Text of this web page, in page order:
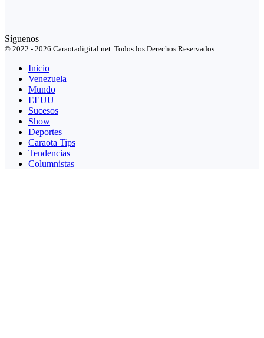
Síguenos
© 2022 - 2026 Caraotadigital.net. Todos los Derechos Reservados.
Inicio
Venezuela
Mundo
EEUU
Sucesos
Show
Deportes
Caraota Tips
Tendencias
Columnistas